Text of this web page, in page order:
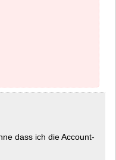
dass ich die Account-